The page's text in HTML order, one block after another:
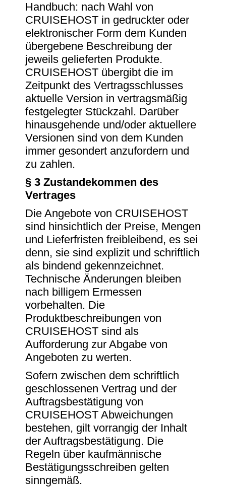
Handbuch: nach Wahl von
CRUISEHOST in gedruckter oder
elektronischer Form dem Kunden
übergebene Beschreibung der
jeweils gelieferten Produkte.
CRUISEHOST übergibt die im
Zeitpunkt des Vertragsschlusses
aktuelle Version in vertragsmäßig
festgelegter Stückzahl. Darüber
hinausgehende und/oder aktuellere
Versionen sind von dem Kunden
immer gesondert anzufordern und
zu zahlen.
§ 3 Zustandekommen des
Vertrages
Die Angebote von CRUISEHOST
sind hinsichtlich der Preise, Mengen
und Lieferfristen freibleibend, es sei
denn, sie sind explizit und schriftlich
als bindend gekennzeichnet.
Technische Änderungen bleiben
nach billigem Ermessen
vorbehalten. Die
Produktbeschreibungen von
CRUISEHOST sind als
Aufforderung zur Abgabe von
Angeboten zu werten.
Sofern zwischen dem schriftlich
geschlossenen Vertrag und der
Auftragsbestätigung von
CRUISEHOST Abweichungen
bestehen, gilt vorrangig der Inhalt
der Auftragsbestätigung. Die
Regeln über kaufmännische
Bestätigungsschreiben gelten
sinngemäß.